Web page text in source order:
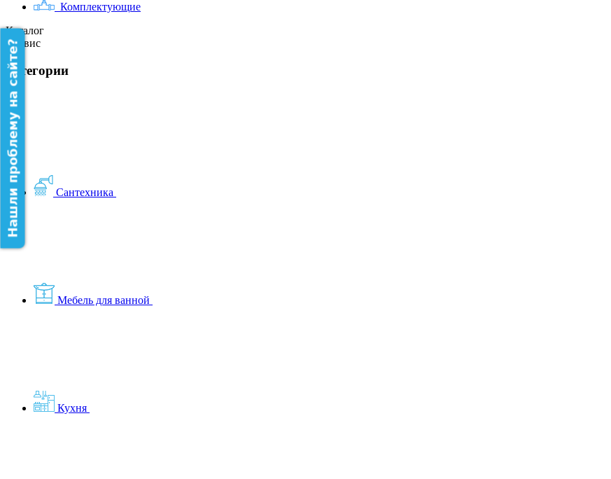
Комплектующие
Каталог
Сервис
категории
Сантехника
Мебель для ванной
Кухня
Нашли проблему на сайте?